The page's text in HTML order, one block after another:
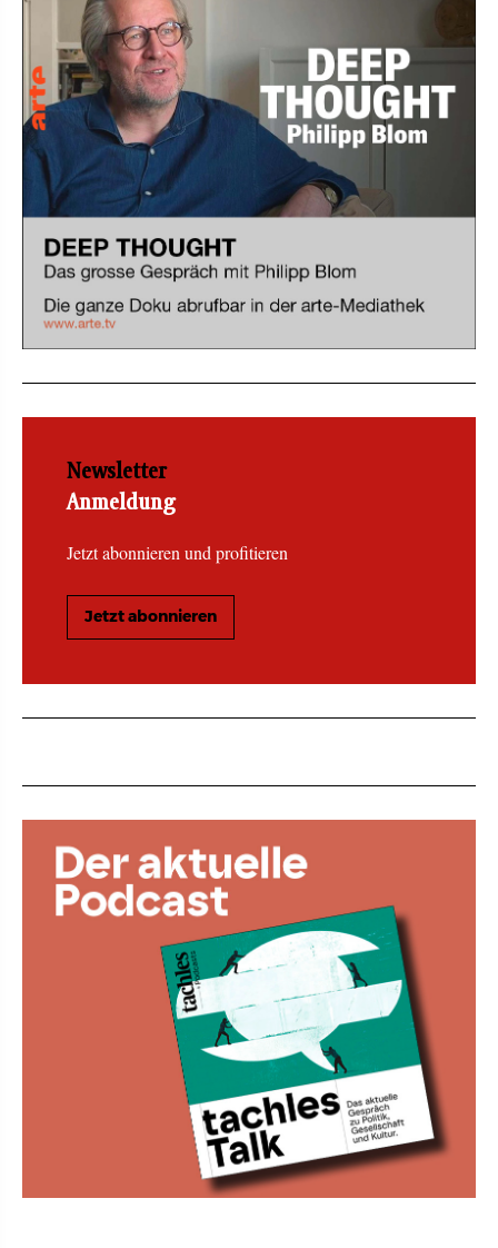
Newsletter
Anmeldung
Jetzt abonnieren und profitieren
Jetzt abonnieren